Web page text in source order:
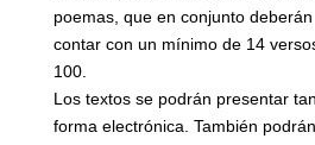
poemas, que en conjunto deberán
contar con un mínimo de 14
100.
Los textos se podrán presentar
forma electrónica. También podrán